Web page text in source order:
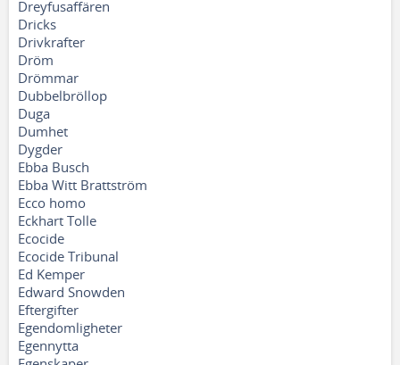
Dreyfusaffären
Dricks
Drivkrafter
Dröm
Drömmar
Dubbelbröllop
Duga
Dumhet
Dygder
Ebba Busch
Ebba Witt Brattström
Ecco homo
Eckhart Tolle
Ecocide
Ecocide Tribunal
Ed Kemper
Edward Snowden
Eftergifter
Egendomligheter
Egennytta